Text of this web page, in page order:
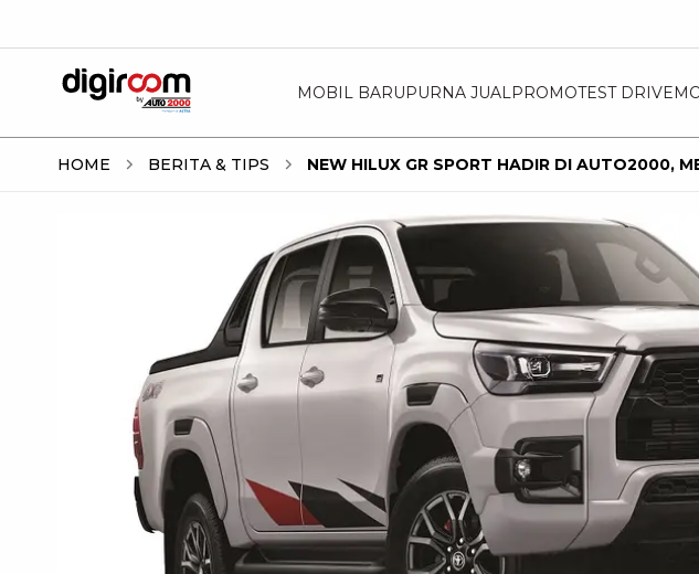
MOBIL BARUPURNA JUAL PROMOTEST DRIVE
HOME BERITA & TIPS NEW HILUX GR SPORT HADIR DI AUTO2000,